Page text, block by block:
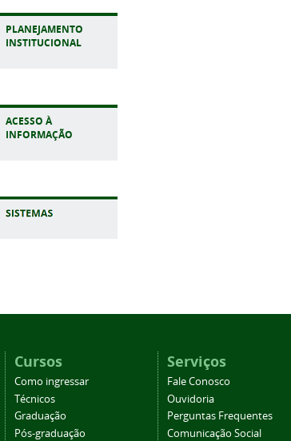
PLANEJAMENTO
INSTITUCIONAL
ACESSO À
INFORMAÇÃO
Cursos
Como ingressar
Técnicos
Graduação
Pós-graduação
Serviços
Fale Conosco
Ouvidoria
Perguntas Frequentes
Comunicação Social